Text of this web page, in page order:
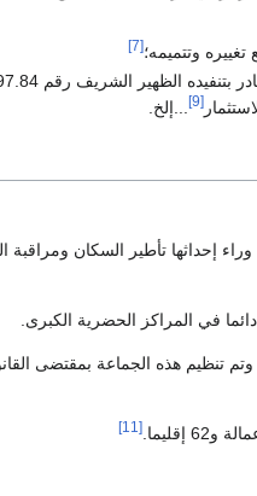
وتتميمه؛[7]
[9] ...إلخ.
إحداثها تأطير السكان
في المراكز الحضرية الكبرى.
[11]